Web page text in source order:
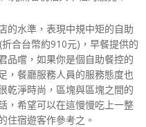
的水準，表現中規中矩的自助
合台幣約910元)，早餐提供的
品嚐，如果你是個自助餐控的
，餐廳服務人員的服務態度也
乾淨時尚，區塊與區塊之間的
，希望可以在這慢慢吃上一整
住宿遊客作參考之。